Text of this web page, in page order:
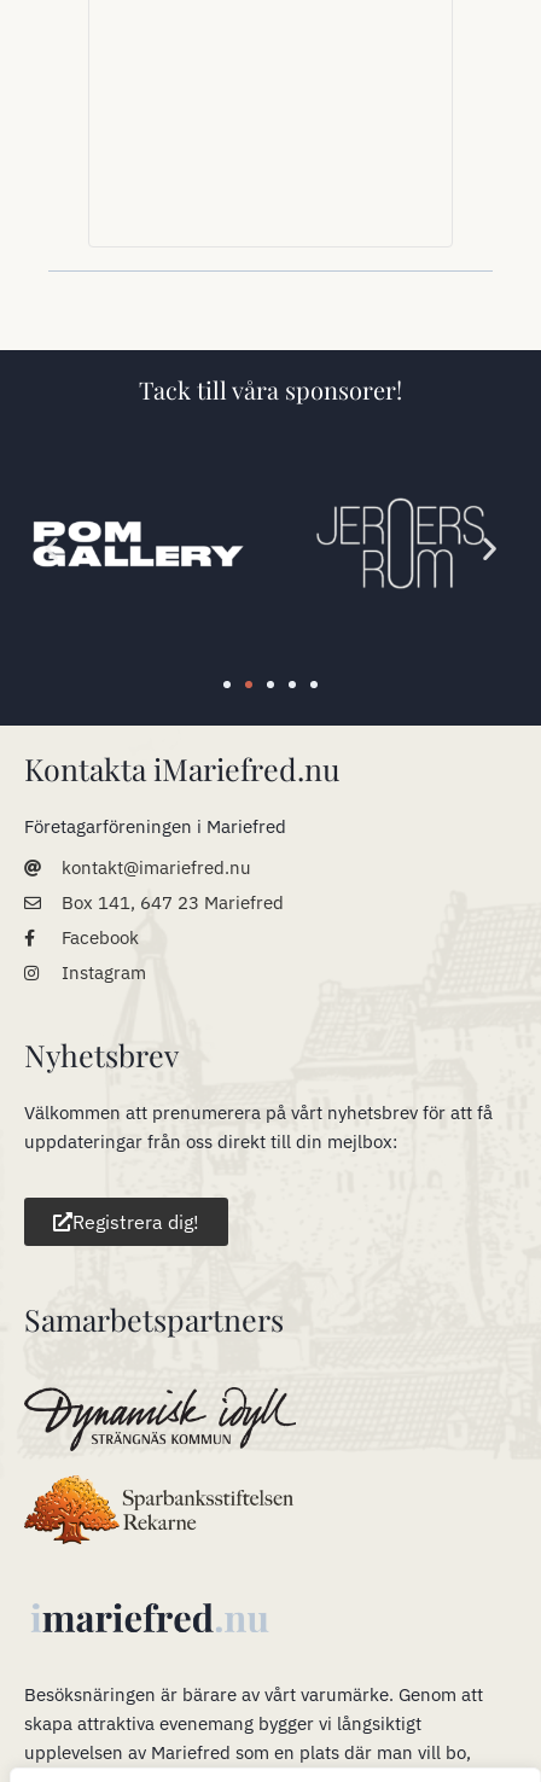
Tack till våra sponsorer!
Kontakta iMariefred.nu
Företagarföreningen i Mariefred
kontakt@imariefred.nu
Box 141, 647 23 Mariefred
Facebook
Instagram
Nyhetsbrev
Välkommen att prenumerera på vårt nyhetsbrev för att få
uppdateringar från oss direkt till din mejlbox:
Registrera dig!
Samarbetspartners
Besöksnäringen är bärare av vårt varumärke. Genom att
skapa attraktiva evenemang bygger vi långsiktigt
upplevelsen av Mariefred som en plats där man vill bo,